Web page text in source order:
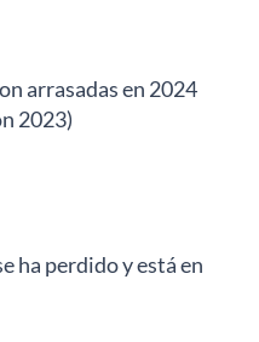
arrasadas en 2024
2023)
ha perdido y está en